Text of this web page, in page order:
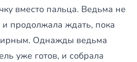
вместо пальца. Ведьма не
продолжала ждать, пока
Однажды ведьма
уже готов, и собрала